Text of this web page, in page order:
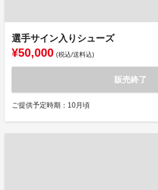
選手サイン入りシューズ
¥50,000 (税込/送料込)
販売終了
ご提供予定時期：10月頃